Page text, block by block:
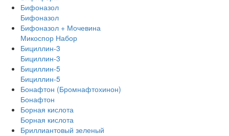
Бифоназол
Бифоназол
Бифоназол + Мочевина
Микоспор Набор
Бициллин-3
Бициллин-3
Бициллин-5
Бициллин-5
Бонафтон (Бромнафтохинон)
Бонафтон
Борная кислота
Борная кислота
Бриллиантовый зеленый